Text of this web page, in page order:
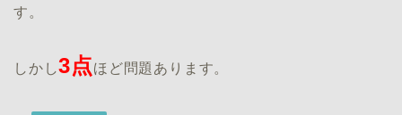
す。
しかし3点ほど問題あります。